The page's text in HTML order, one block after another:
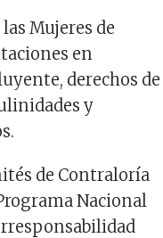
Mujeres de
en
derechos de
y
de Contraloría
Nacional